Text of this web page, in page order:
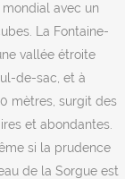
avec un
La Fontaine-
vallée étroite
de-sac, et à
mètres, surgit des
et abondantes.
si la prudence
de la Sorgue est